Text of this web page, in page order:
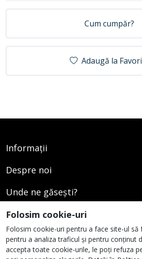
Cum cumpăr?
Adaugă la
Informații
Despre noi
Unde ne găsești?
Urmați-ne
Folosim cookie-uri
Folosim cookie-uri pentru a face site-ul să
pentru a analiza traficul și pentru conținut
accepta toate cookie-urile, le poți refuza